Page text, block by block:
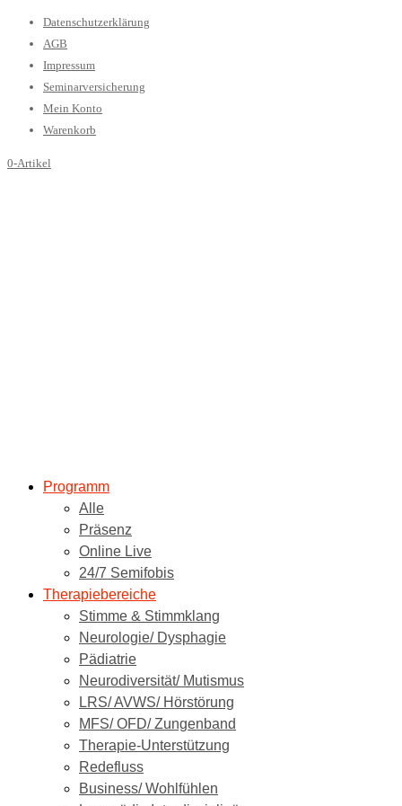
Datenschutzerklärung
AGB
Impressum
Seminarversicherung
Mein Konto
Warenkorb
0-Artikel
Programm
Alle
Präsenz
Online Live
24/7 Semifobis
Therapiebereiche
Stimme & Stimmklang
Neurologie/ Dysphagie
Pädiatrie
Neurodiversität/ Mutismus
LRS/ AVWS/ Hörstörung
MFS/ OFD/ Zungenband
Therapie-Unterstützung
Redefluss
Business/ Wohlfühlen